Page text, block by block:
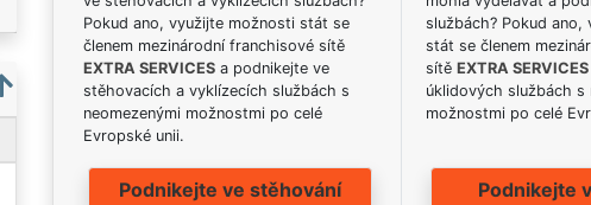
Pokud ano, využijte možnosti stát se
členem mezinárodní franchisové sítě
EXTRA SERVICESa podnikejte ve
stěhovacích a vyklízecích službách s
neomezenými možnostmi po celé
Evropské unii.
Podnikejte ve stěhování
službách? Pokud ano,
stát se členem
sítě EXTRA SERVICES
úklidových službách s
možnostmi po celé
Podnikejte